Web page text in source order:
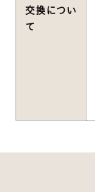
交換につい
て